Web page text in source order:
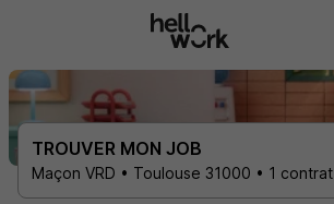
TROUVER MON JOB
Maçon VRD • Toulouse 31000 • 1 contrat